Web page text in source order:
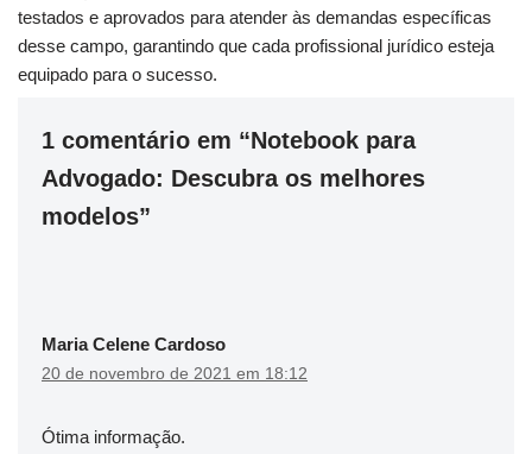
testados e aprovados para atender às demandas específicas
desse campo, garantindo que cada profissional jurídico esteja
equipado para o sucesso.
1 comentário em “Notebook para
Advogado: Descubra os melhores
modelos”
Maria Celene Cardoso
20 de novembro de 2021 em 18:12
Ótima informação.